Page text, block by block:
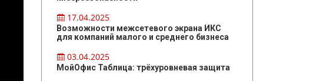
17.04.2025
Возможности межсетевого экрана ИКС
для компаний малого и среднего бизнеса
03.04.2025
МойОфис Таблица: трёхуровневая защита